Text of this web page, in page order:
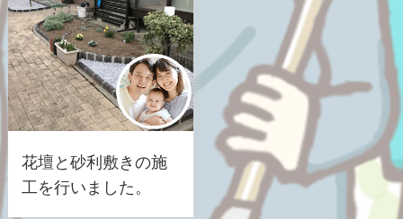
花壇と砂利敷きの施
工を行いました。